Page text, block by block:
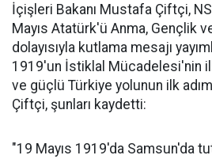
İçişleri Bakanı Mustafa Çiftçi,
Mayıs Atatürk'ü Anma, Gençlik
dolayısıyla kutlama mesajı
1919'un İstiklal Mücadelesi'nin
ve güçlü Türkiye yolunun ilk
Çiftçi, şunları kaydetti:
"19 Mayıs 1919'da Samsun'da